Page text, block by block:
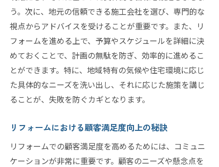
う。次に、地元の信頼できる施工会社を選び、専門的な
視点からアドバイスを受けることが重要です。また、リ
フォームを進める上で、予算やスケジュールを詳細に決
めておくことで、計画の無駄を防ぎ、効率的に進めるこ
とができます。特に、地域特有の気候や住宅環境に応じ
た具体的なニーズを洗い出し、それに応じた施策を講じ
ることが、失敗を防ぐカギとなります。
リフォームにおける顧客満足度向上の秘訣
リフォームでの顧客満足度を高めるためには、コミュニ
ケーションが非常に重要です。顧客のニーズや懸念点を